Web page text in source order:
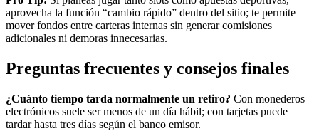
aprovecha la función “cambio rápido” dentro del sitio; te permite
mover fondos entre carteras internas sin generar comisiones
adicionales ni demoras innecesarias.
Preguntas frecuentes y consejos finales
¿Cuánto tiempo tarda normalmente un retiro? Con monederos
electrónicos suele ser menos de un día hábil; con tarjetas puede
tardar hasta tres días según el banco emisor.